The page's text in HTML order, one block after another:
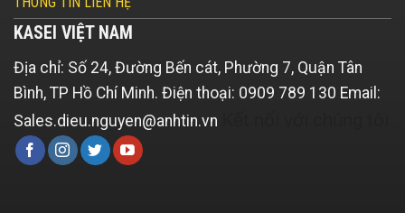
KASEI VIỆT NAM
Địa chỉ: Số 24, Đường Bến cát, Phường 7, Quận Tân
Bình, TP Hồ Chí Minh. Điện thoại: 0909 789 130 Email:
Sales.dieu.nguyen@anhtin.vn